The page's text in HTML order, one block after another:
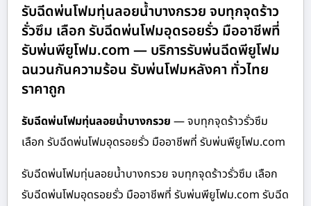
รับฉีดพ่นโฟมทุ่นลอยน้ำบางกรวย จบทุกจุดร้าว
รั่วซึม เลือก รับฉีดพ่นโฟมอุดรอยรั่ว มืออาชีพที่
รับพ่นพียูโฟม.com — บริการรับพ่นฉีดพียูโฟม
ฉนวนกันความร้อน รับพ่นโฟมหลังคา ทั่วไทย
ราคาถูก
รับฉีดพ่นโฟมทุ่นลอยน้ำบางกรวย — จบทุกจุดร้าวรั่วซึม
เลือก รับฉีดพ่นโฟมอุดรอยรั่ว มืออาชีพที่ รับพ่นพียูโฟม.com
รับฉีดพ่นโฟมทุ่นลอยน้ำบางกรวย จบทุกจุดร้าวรั่วซึม เลือก
รับฉีดพ่นโฟมอุดรอยรั่ว มืออาชีพที่ รับพ่นพียูโฟม.com รับฉีด